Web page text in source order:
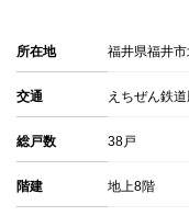
所在地 福井県福井
交通 えちぜん鉄
総戸数 38戸
階建 地上8階